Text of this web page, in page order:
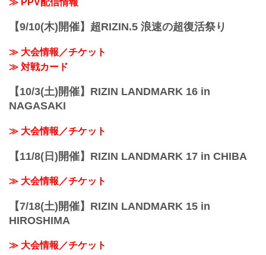
【9/10(木)開催】超RIZIN.5 浪速の超復活祭り
≫ 大会情報／チケット
≫ 対戦カード
【10/3(土)開催】RIZIN LANDMARK 16 in
NAGASAKI
≫ 大会情報／チケット
【11/8(日)開催】RIZIN LANDMARK 17 in CHIBA
≫ 大会情報／チケット
【7/18(土)開催】RIZIN LANDMARK 15 in
HIROSHIMA
≫ 大会情報／チケット